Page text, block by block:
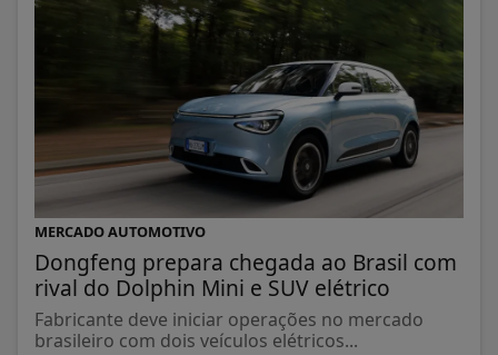
MERCADO AUTOMOTIVO
Dongfeng prepara chegada ao Brasil com
rival do Dolphin Mini e SUV elétrico
Fabricante deve iniciar operações no mercado
brasileiro com dois veículos elétricos...